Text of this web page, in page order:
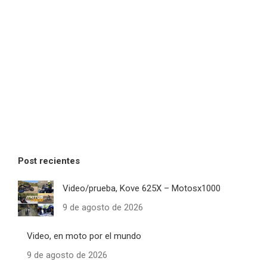
Post recientes
Video/prueba, Kove 625X – Motosx1000
9 de agosto de 2026
Video, en moto por el mundo
9 de agosto de 2026